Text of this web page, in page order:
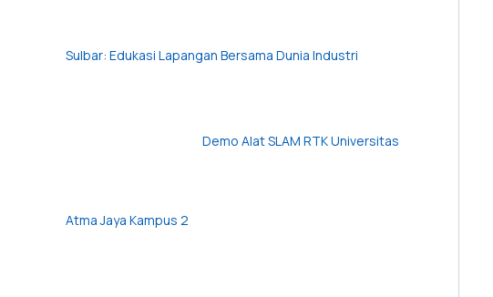
Sulbar: Edukasi Lapangan Bersama Dunia Industri
Demo Alat SLAM RTK Universitas
Atma Jaya Kampus 2